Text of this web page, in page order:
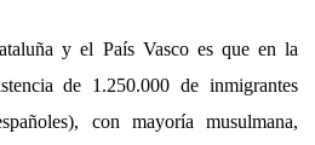
y el País Vasco es que en la
de 1.250.000 de inmigrantes
con mayoría musulmana,